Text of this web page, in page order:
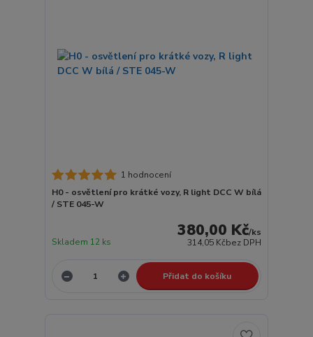
1 hodnocení
H0 - osvětlení pro krátké vozy, R light DCC W bílá
/ STE 045-W
380,00 Kč/ks
314,05 Kčbez DPH
Skladem 12 ks
Přidat do košíku